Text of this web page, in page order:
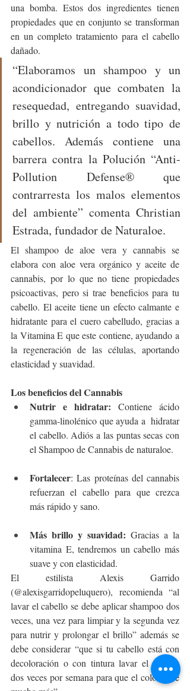
una bomba. Estos dos ingredientes tienen
propiedades que en conjunto se transforman
en un completo tratamiento para el cabello
dañado.
“Elaboramos un shampoo y un
acondicionador que combaten la
resequedad, entregando suavidad,
brillo y nutrición a todo tipo de
cabellos. Además contiene una
barrera contra la Polución “Anti-
Pollution Defense® que
contrarresta los malos elementos
del ambiente” comenta Christian
Estrada, fundador de Naturaloe.
El shampoo de aloe vera y cannabis se
elabora con aloe vera orgánico y aceite de
cannabis, por lo que no tiene propiedades
psicoactivas, pero si trae beneficios para tu
cabello. El aceite tiene un efecto calmante e
hidratante para el cuero cabelludo, gracias a
la Vitamina E que este contiene, ayudando a
la regeneración de las células, aportando
elasticidad y suavidad.
Los beneficios del Cannabis
Nutrir e hidratar: Contiene ácido
gamma-linolénico que ayuda a  hidratar
el cabello. Adiós a las puntas secas con
el Shampoo de Cannabis de naturaloe.
Fortalecer: Las proteínas del cannabis
refuerzan el cabello para que crezca
más rápido y sano.
Más brillo y suavidad: Gracias a la
vitamina E, tendremos un cabello más
suave y con elasticidad.
El estilista Alexis Garrido
(@alexisgarridopeluquero), recomienda “al
lavar el cabello se debe aplicar shampoo dos
veces, una vez para limpiar y la segunda vez
para nutrir y prolongar el brillo” además se
debe considerar “que si tu cabello está con
decoloración o con tintura lavar el cabello
dos veces por semana para que el color dure